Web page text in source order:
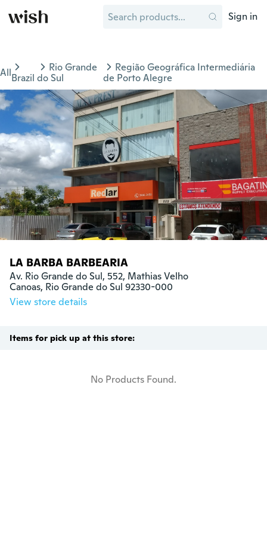
Sign in
AllBrazil
Rio Grande
do Sul
Região Geográfica Intermediária
de Porto Alegre
LA BARBA BARBEARIA
Av. Rio Grande do Sul, 552, Mathias Velho
Canoas, Rio Grande do Sul 92330-000
View store details
Items for pick up at this store:
No Products Found.